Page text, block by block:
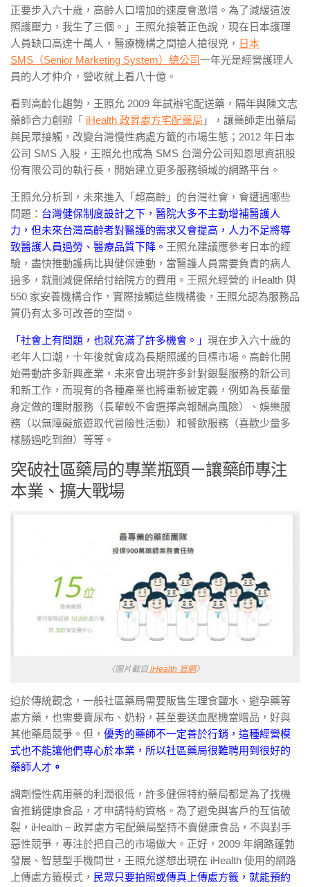
正要步入六十歲，高齡人口增加的速度會激增。為了減緩這波
照護壓力，我生了三個。」 王照允接著正色說，現在日本護理
人員缺口高達十萬人，醫療機構之間搶人搶很兇， 日本
SMS（Senior Marketing System）總公司一年光是經營護理人
員的人才仲介，營收就上看八十億。
看到高齡化趨勢，王照允 2009 年試辦宅配送藥，隔年與陳文志
藥師合力創辦「 iHealth 政昇處方宅配藥局 」，讓藥師走出藥局
與民眾接觸，改變台灣慢性病處方籤的市場生態；2012 年日本
公司 SMS 入股，王照允也成為 SMS 台灣分公司知恩思資訊股
份有限公司的執行長，開始建立更多服務領域的網路平台。
王照允分析到，未來進入「超高齡」的台灣社會，會遭遇哪些
問題： 台灣健保制度設計之下，醫院大多不主動增補醫護人
力，但未來台灣高齡者對醫護的需求又會提高，人力不足將導
致醫護人員過勞、醫療品質下降。 王照允建議應參考日本的經
驗，盡快推動護病比與健保連動，當醫護人員需要負責的病人
過多，就刪減健保給付給院方的費用。王照允經營的 iHealth 與
550 家安養機構合作，實際接觸這些機構後，王照允認為服務品
質仍有太多可改善的空間。
「社會上有問題，也就充滿了許多機會。」 現在步入六十歲的
老年人口潮，十年後就會成為長期照護的目標市場。高齡化開
始帶動許多新興產業，未來會出現許多針對銀髮服務的新公司
和新工作，而現有的各種產業也將重新被定義，例如為長輩量
身定做的理財服務（長輩較不會選擇高報酬高風險）、娛樂服
務（以無障礙旅遊取代冒險性活動）和餐飲服務（喜歡少量多
樣勝過吃到飽）等等。
突破社區藥局的專業瓶頸－讓藥師專注
本業、擴大戰場
〈圖片截自iHealth 官網〉
迫於傳統觀念，一般社區藥局需要販售生理食鹽水、避孕藥等
處方藥，也需要賣尿布、奶粉，甚至要送血壓機當贈品，好與
其他藥局競爭。但， 優秀的藥師不一定善於行銷，這種經營模
式也不能讓他們專心於本業，所以社區藥局很難聘用到很好的
藥師人才 。
調劑慢性病用藥的利潤很低，許多健保特約藥局都是為了找機
會推銷健康食品，才申請特約資格。為了避免與客戶的互信破
裂，iHealth – 政昇處方宅配藥局堅持不賣健康食品，不與對手
惡性競爭，專注於把自己的市場做大。正好，2009 年網路蓬勃
發展、智慧型手機問世，王照允遂想出現在 iHealth 使用的網路
上傳處方籤模式， 民眾只要拍照或傳真上傳處方籤，就能預約